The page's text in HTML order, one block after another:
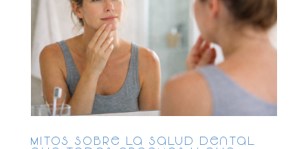
Mitos sobre la salud dental